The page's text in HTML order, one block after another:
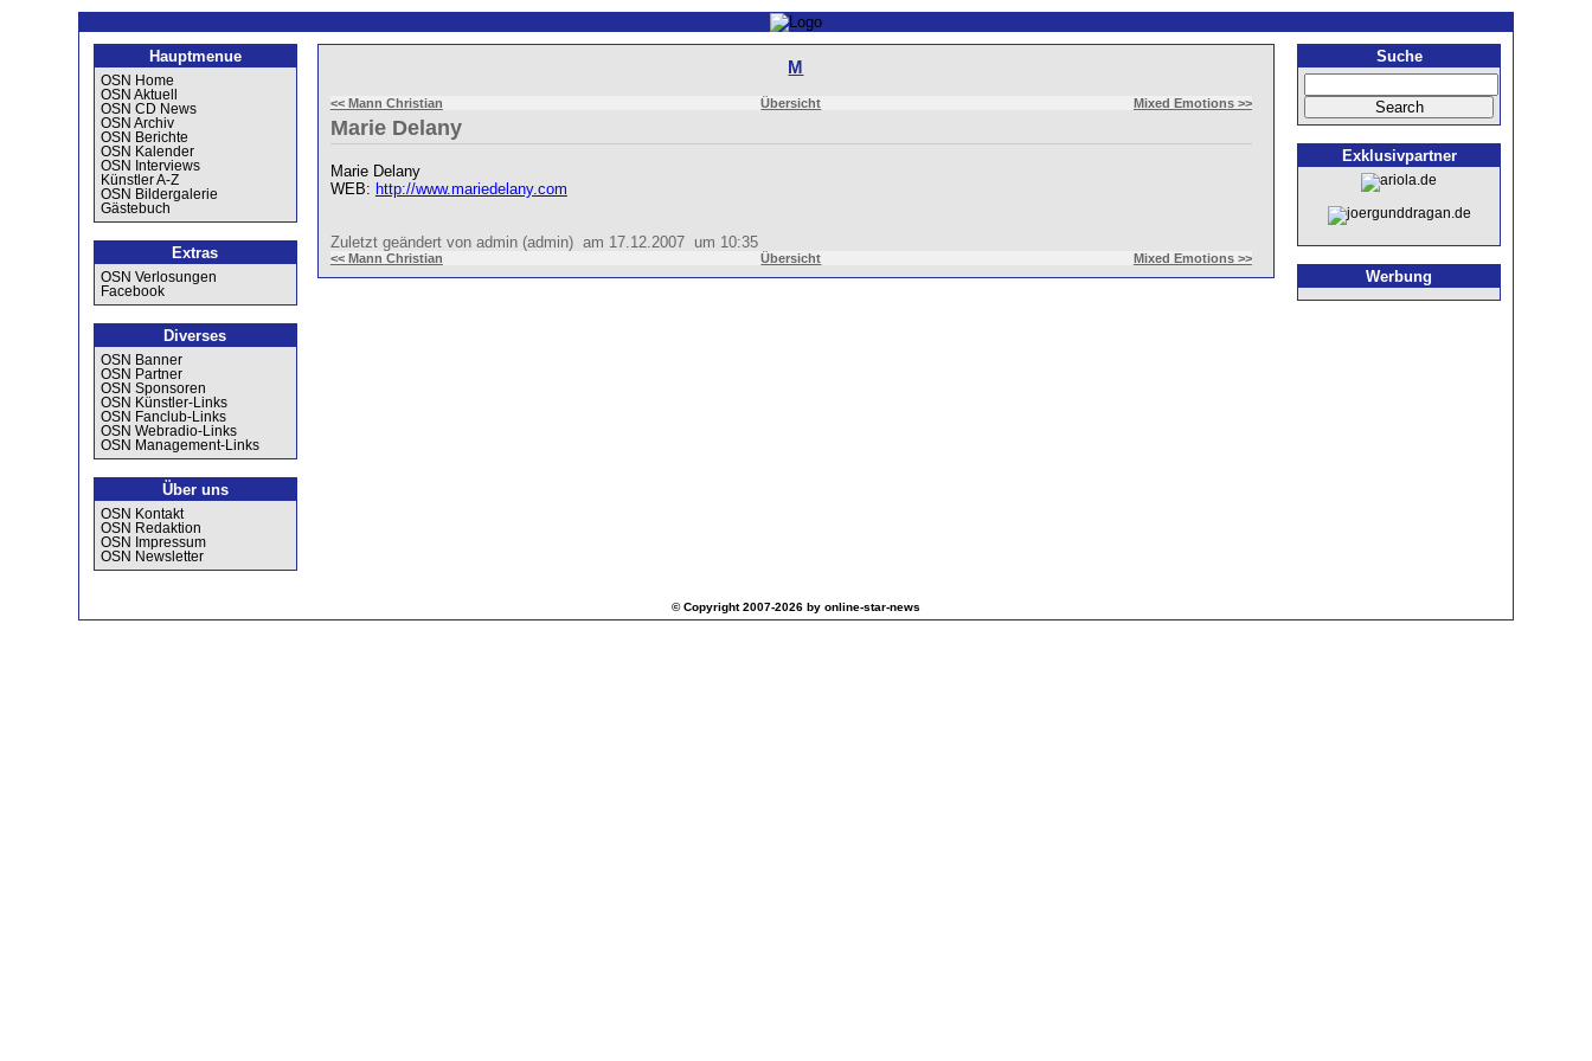
Hauptmenue
OSN Home
OSN Aktuell
OSN CD News
OSN Archiv
OSN Berichte
OSN Kalender
OSN Interviews
Künstler A-Z
OSN Bildergalerie
Gästebuch
Extras
OSN Verlosungen
Facebook
Diverses
OSN Banner
OSN Partner
OSN Sponsoren
OSN Künstler-Links
OSN Fanclub-Links
OSN Webradio-Links
OSN Management-Links
Über uns
OSN Kontakt
OSN Redaktion
OSN Impressum
OSN Newsletter
Suche
Exklusivpartner
Werbung
M
<< Mann Christian Übersicht Mixed Emotions >>
Marie Delany
Marie Delany
WEB: http://www.mariedelany.com
Zuletzt geändert von admin (admin) am 17.12.2007 um 10:35
<< Mann Christian Übersicht Mixed Emotions >>
© Copyright 2007-2026 by online-star-news